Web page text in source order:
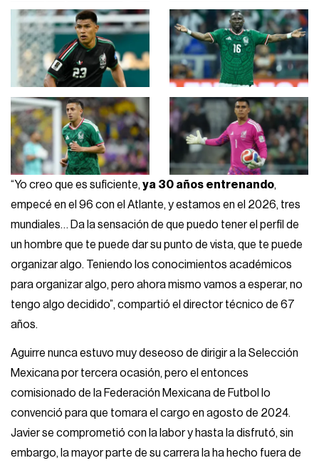
“Yo creo que es suficiente,ya 30 años entrenando,
empecé en el 96 con el Atlante, y estamos en el 2026, tres
mundiales… Da la sensación de que puedo tener el perfil de
un hombre que te puede dar su punto de vista, que te puede
organizar algo. Teniendo los conocimientos académicos
para organizar algo, pero ahora mismo vamos a esperar, no
tengo algo decidido”, compartió el director técnico de 67
años.
Aguirre nunca estuvo muy deseoso de dirigir a la Selección
Mexicana por tercera ocasión, pero el entonces
comisionado de la Federación Mexicana de Futbol lo
convenció para que tomara el cargo en agosto de 2024.
Javier se comprometió con la labor y hasta la disfrutó, sin
embargo, la mayor parte de su carrera la ha hecho fuera de